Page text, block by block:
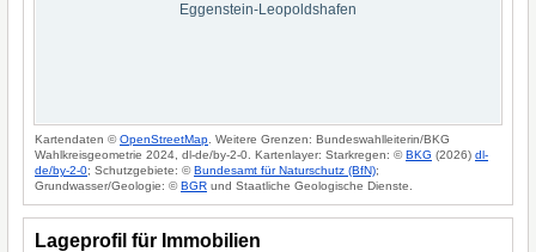
Eggenstein-Leopoldshafen
Kartendaten ©OpenStreetMap . Weitere Grenzen: Bundeswahlleiterin/BKG
Wahlkreisgeometrie 2024, dl-de/by-2-0. Kartenlayer: Starkregen: ©BKG (2026) dl-
de/by-2-0; Schutzgebiete: ©Bundesamt für Naturschutz (BfN);
Grundwasser/Geologie: ©BGR und Staatliche Geologische Dienste.
Lageprofil für Immobilien